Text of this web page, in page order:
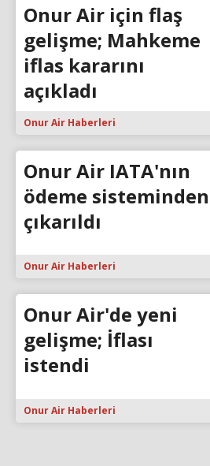
Onur Air için flaş
gelişme; Mahkeme
iflas kararını
açıkladı
Onur Air Haberleri
Onur Air IATA'nın
ödeme sisteminden
çıkarıldı
Onur Air Haberleri
Onur Air'de yeni
gelişme; İflası
istendi
Onur Air Haberleri